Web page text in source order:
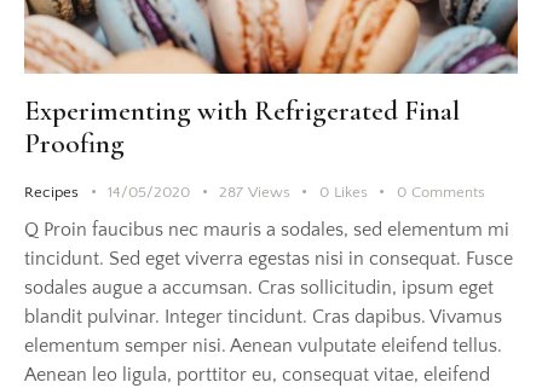
Experimenting with Refrigerated Final
Proofing
Recipes 14/05/2020 287 Views 0 Likes 0 Comments
Q Proin faucibus nec mauris a sodales, sed elementum mi
tincidunt. Sed eget viverra egestas nisi in consequat. Fusce
sodales augue a accumsan. Cras sollicitudin, ipsum eget
blandit pulvinar. Integer tincidunt. Cras dapibus. Vivamus
elementum semper nisi. Aenean vulputate eleifend tellus.
Aenean leo ligula, porttitor eu, consequat vitae, eleifend